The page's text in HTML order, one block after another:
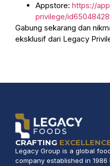
Appstore: https://
privilege/
Gabung sekarang dan
eksklusif dari Legacy
CRAFTING
Legacy Group is a global
company established in